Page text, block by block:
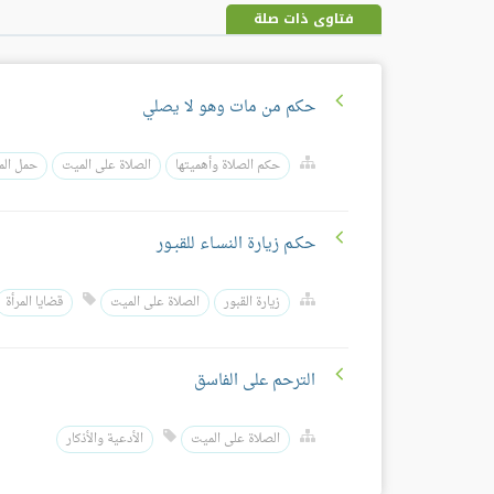
فتاوى ذات صلة
حكم من مات وهو لا يصلي
حكم الصلاة وأهميتها الصلاة على الميت حمل
حكـم زيارة النسـاء للقبـور
زيارة القبور الصلاة على الميت قضايا المرأة
الترحم على الفاسق
الصلاة على الميت الأدعية والأذكار